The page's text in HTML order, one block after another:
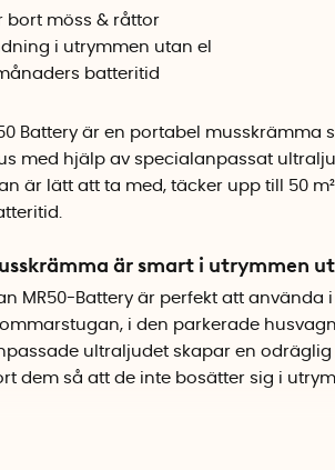
bort möss & råttor
i utrymmen utan el
batteritid
Battery är en portabel
med hjälp av specialanpassat
är lätt att ta med, täcker upp till 50
är smart i utrymmen
MR50-Battery är perfekt att använda
i den parkerade
ultraljudet skapar en
dem så att de inte bosätter sig i